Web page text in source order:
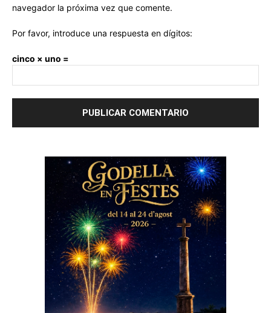
navegador la próxima vez que comente.
Por favor, introduce una respuesta en dígitos:
cinco × uno =